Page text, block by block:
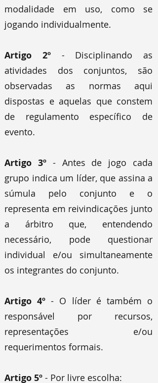
modalidade em uso, como se
jogando individualmente.
Artigo 2º - Disciplinando as
atividades dos conjuntos, são
observadas as normas aqui
dispostas e aquelas que constem
de regulamento específico de
evento.
Artigo 3º - Antes de jogo cada
grupo indica um líder, que assina a
súmula pelo conjunto e o
representa em reivindicações junto
a árbitro que, entendendo
necessário, pode questionar
individual e/ou simultaneamente
os integrantes do conjunto.
Artigo 4º- O líder é também o
responsável por recursos,
representações e/ou
requerimentos formais.
Artigo 5º - Por livre escolha: